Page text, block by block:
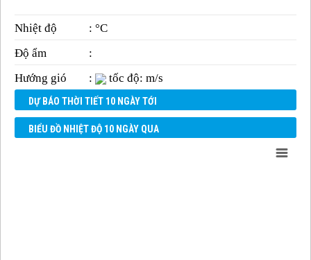
Nhiệt độ
: °C
Độ ẩm
:
Hướng gió
: tốc độ: m/s
DỰ BÁO THỜI TIẾT 10 NGÀY TỚI
BIỂU ĐỒ NHIỆT ĐỘ 10 NGÀY QUA